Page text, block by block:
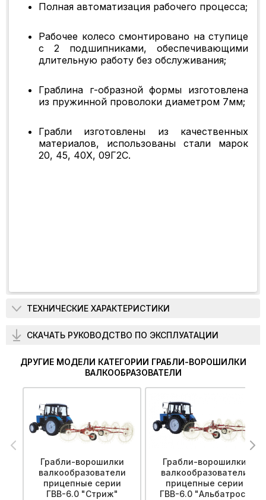
Полная автоматизация рабочего процесса;
Рабочее колесо смонтировано на ступице
с 2 подшипниками, обеспечивающими
длительную работу без обслуживания;
Граблина г-образной формы изготовлена
из пружинной проволоки диаметром 7мм;
Грабли изготовлены из качественных
материалов, использованы стали марок
20, 45, 40Х, 09Г2С.
ТЕХНИЧЕСКИЕ ХАРАКТЕРИСТИКИ
СКАЧАТЬ РУКОВОДСТВО ПО ЭКСПЛУАТАЦИИ
ДРУГИЕ МОДЕЛИ КАТЕГОРИИ ГРАБЛИ-ВОРОШИЛКИ
ВАЛКООБРАЗОВАТЕЛИ
Грабли-ворошилки
валкообразователи
прицепные серии
ГВВ-6.0 "Стриж"
Грабли-ворошилки
валкообразователи
прицепные серии
ГВВ-6.0 "Альбатрос"